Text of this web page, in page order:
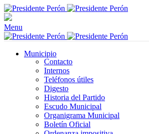
Menu
Municipio
Contacto
Internos
Teléfonos útiles
Digesto
Historia del Partido
Escudo Municipal
Organigrama Municipal
Boletín Oficial